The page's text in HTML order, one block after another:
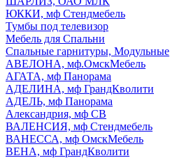
ЮККИ, мф Стендмебель
Тумбы под телевизор
Мебель для Спальни
Спальные гарнитуры, Модульные
АВЕЛОНА, мф.ОмскМебель
АГАТА, мф Панорама
АДЕЛИНА, мф ГрандКволити
АДЕЛЬ, мф Панорама
Александрия, мф СВ
ВАЛЕНСИЯ, мф Стендмебель
ВАНЕССА, мф ОмскМебель
ВЕНА, мф ГрандКволити